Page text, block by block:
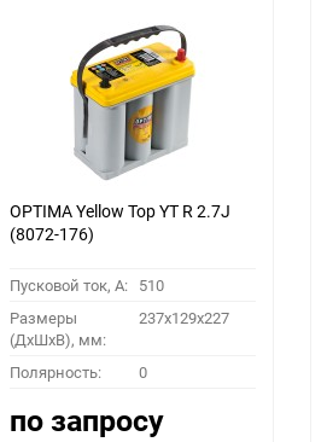
OPTIMA Yellow Top YT R 2.7J
(8072-176)
Пусковой ток, A: 510
Размеры
(ДхШхВ), мм:
237x129x227
Полярность: 0
по запросу